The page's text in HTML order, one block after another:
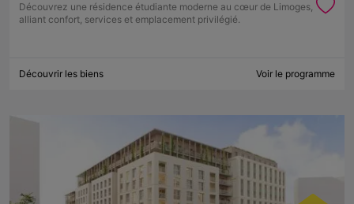
Découvrez une résidence étudiante moderne au cœur de Limoges,
alliant confort, services et emplacement privilégié.
Découvrir les biens Voir le programme